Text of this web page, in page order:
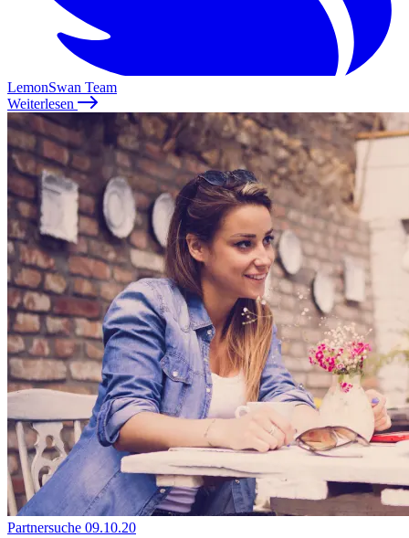
LemonSwan Team
Weiterlesen
Partnersuche 09.10.20